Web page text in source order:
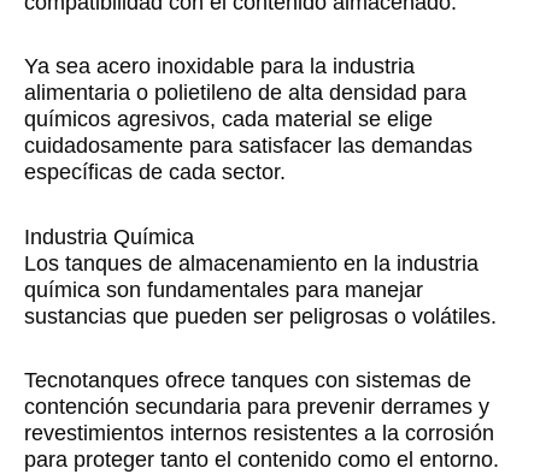
Ya sea acero inoxidable para la industria
alimentaria o polietileno de alta densidad para
químicos agresivos, cada material se elige
cuidadosamente para satisfacer las demandas
específicas de cada sector.
Industria Química
Los tanques de almacenamiento en la industria
química son fundamentales para manejar
sustancias que pueden ser peligrosas o volátiles.
Tecnotanques ofrece tanques con sistemas de
contención secundaria para prevenir derrames y
revestimientos internos resistentes a la corrosión
para proteger tanto el contenido como el entorno.